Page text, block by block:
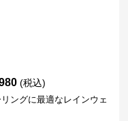
(税込)
リングに最適なレインウェ